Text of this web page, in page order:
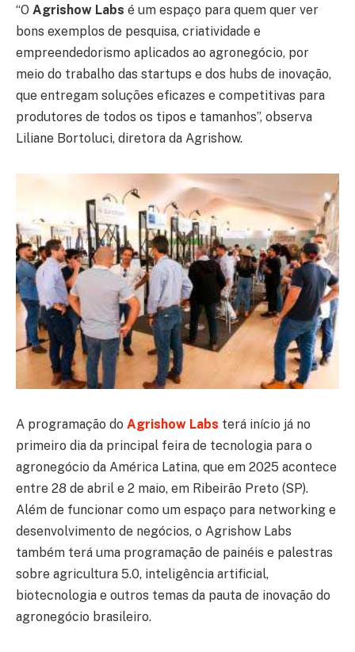
“O Agrishow Labs é um espaço para quem quer ver
bons exemplos de pesquisa, criatividade e
empreendedorismo aplicados ao agronegócio, por
meio do trabalho das startups e dos hubs de inovação,
que entregam soluções eficazes e competitivas para
produtores de todos os tipos e tamanhos”, observa
Liliane Bortoluci, diretora da Agrishow.
A programação do Agrishow Labs terá início já no
primeiro dia da principal feira de tecnologia para o
agronegócio da América Latina, que em 2025 acontece
entre 28 de abril e 2 maio, em Ribeirão Preto (SP).
Além de funcionar como um espaço para networking e
desenvolvimento de negócios, o Agrishow Labs
também terá uma programação de painéis e palestras
sobre agricultura 5.0, inteligência artificial,
biotecnologia e outros temas da pauta de inovação do
agronegócio brasileiro.